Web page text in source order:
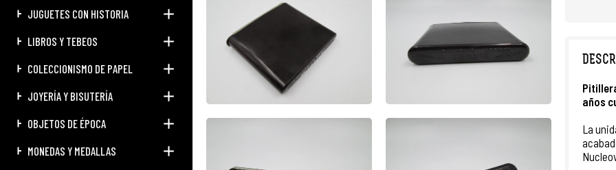
JUGUETES CON HISTORIA
LIBROS Y TEBEOS
COLECCIONISMO DE PAPEL
JOYERÍA Y BISUTERÍA
OBJETOS DE ÉPOCA
MONEDAS Y MEDALLAS
años
La